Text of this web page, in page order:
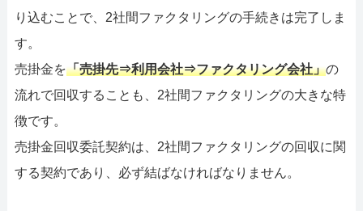
り込むことで、2社間ファクタリングの手続きは完了しま
す。
売掛金を「売掛先⇒利用会社⇒ファクタリング会社」の
流れで回収することも、2社間ファクタリングの大きな特
徴です。
売掛金回収委託契約は、2社間ファクタリングの回収に関
する契約であり、必ず結ばなければなりません。